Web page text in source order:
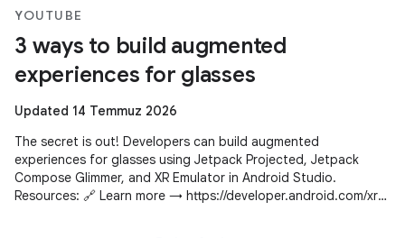
YOUTUBE
3 ways to build augmented
experiences for glasses
Updated 14 Temmuz 2026
The secret is out! Developers can build augmented
experiences for glasses using Jetpack Projected, Jetpack
Compose Glimmer, and XR Emulator in Android Studio.
Resources: 🔗 Learn more → https://developer.android.com/xr